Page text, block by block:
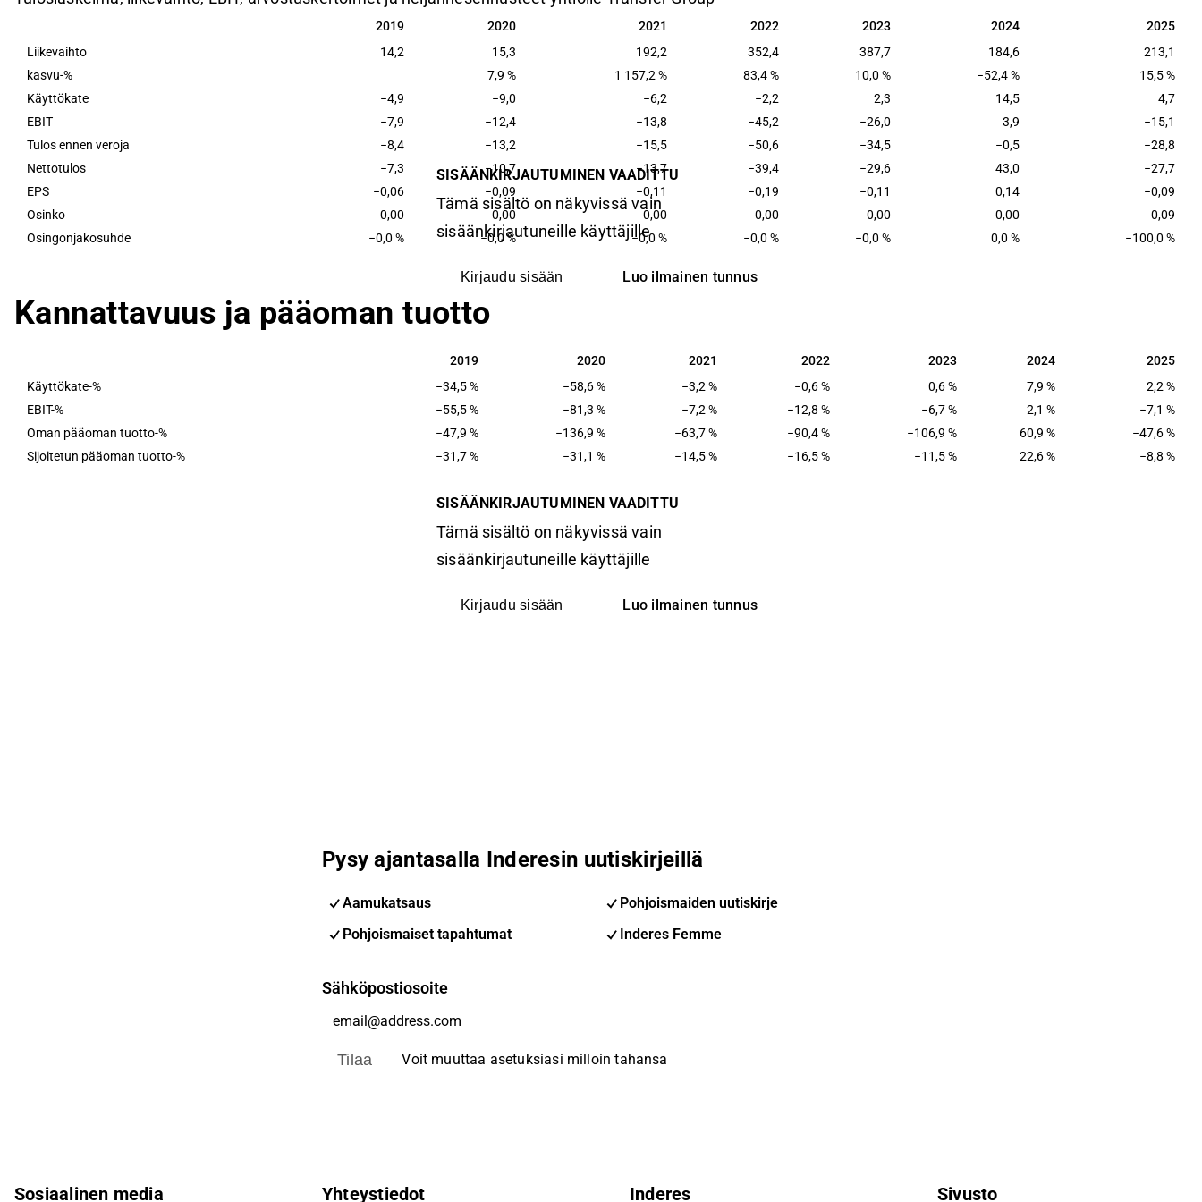
2019 2020 2021 2022 2023 2024 2025
2019 2020 2021 2022 2023 2024
2025
Liikevaihto
14,2 15,3 192,2 352,4 387,7 184,6
213,1
kasvu-%
7,9 % 1 157,2 % 83,4 % 10,0 % −52,4 %
15,5 %
Käyttökate
−4,9 −9,0 −6,2 −2,2 2,3 14,5
4,7
EBIT
−7,9 −12,4 −13,8 −45,2 −26,0 3,9
−15,1
Tulos ennen veroja
−8,4 −13,2 −15,5 −50,6 −34,5 −0,5
−28,8
Nettotulos
−7,3 −10,7 −13,7 −39,4 −29,6 43,0
−27,7
EPS
−0,06 −0,09 −0,11 −0,19 −0,11 0,14
−0,09
Osinko
0,00 0,00 0,00 0,00 0,00 0,00
0,09
Osingonjakosuhde
−0,0 % −0,0 % −0,0 % −0,0 % −0,0 % 0,0 % −100,0 %
SISÄÄNKIRJAUTUMINEN VAADITTU
Tämä sisältö on näkyvissä vain
sisäänkirjautuneille käyttäjille
Kirjaudu sisään Luo ilmainen tunnus
Kannattavuus ja pääoman tuotto
2019 2020 2021 2022 2023 2024 2025
2019 2020 2021 2022 2023 2024
2025
Käyttökate-%
−34,5 % −58,6 % −3,2 % −0,6 % 0,6 % 7,9 %
2,2 %
EBIT-%
−55,5 % −81,3 % −7,2 % −12,8 % −6,7 % 2,1 %
−7,1 %
Oman pääoman tuotto-%
−47,9 % −136,9 % −63,7 % −90,4 % −106,9 % 60,9 %
−47,6 %
Sijoitetun pääoman tuotto-%
−31,7 % −31,1 % −14,5 % −16,5 % −11,5 % 22,6 % −8,8 %
SISÄÄNKIRJAUTUMINEN VAADITTU
Tämä sisältö on näkyvissä vain
sisäänkirjautuneille käyttäjille
Kirjaudu sisään Luo ilmainen tunnus
Pysy ajantasalla Inderesin uutiskirjeillä
Aamukatsaus
Pohjoismaiden uutiskirje
Pohjoismaiset tapahtumat
Inderes Femme
Sähköpostiosoite
Tilaa Voit muuttaa asetuksiasi milloin tahansa
Sosiaalinen media Yhteystiedot Inderes Sivusto